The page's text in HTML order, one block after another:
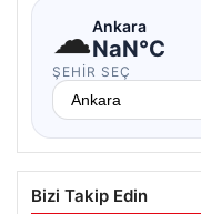
☁Ankara
NaN°C
ŞEHIR SEÇ
Bizi Takip Edin